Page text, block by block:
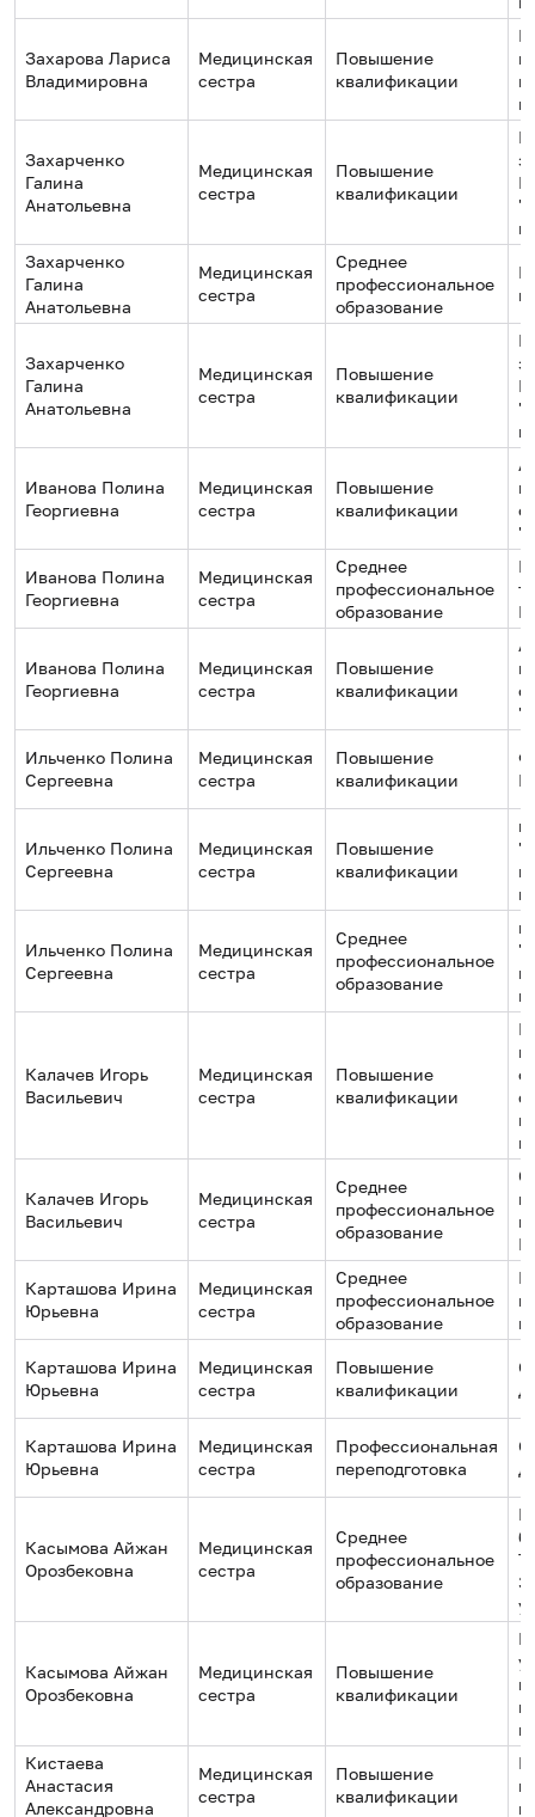
Захарова Лариса
Владимировна
Медицинская
сестра
Повышение
квалификации
Захарченко
Галина
Анатольевна
Медицинская
сестра
Повышение
квалификации
Захарченко
Галина
Анатольевна
Медицинская
сестра
Среднее
профессиональное
образование
Захарченко
Галина
Анатольевна
Медицинская
сестра
Повышение
квалификации
Иванова Полина
Георгиевна
Медицинская
сестра
Повышение
квалификации
Иванова Полина
Георгиевна
Медицинская
сестра
Среднее
профессиональное
образование
Иванова Полина
Георгиевна
Медицинская
сестра
Повышение
квалификации
Ильченко Полина
Сергеевна
Медицинская
сестра
Повышение
квалификации
Ильченко Полина
Сергеевна
Медицинская
сестра
Повышение
квалификации
Ильченко Полина
Сергеевна
Медицинская
сестра
Среднее
профессиональное
образование
Калачев Игорь
Васильевич
Медицинская
сестра
Повышение
квалификации
Калачев Игорь
Васильевич
Медицинская
сестра
Среднее
профессиональное
образование
Карташова Ирина
Юрьевна
Медицинская
сестра
Среднее
профессиональное
образование
Карташова Ирина
Юрьевна
Медицинская
сестра
Повышение
квалификации
Карташова Ирина
Юрьевна
Медицинская
сестра
Профессиональная
переподготовка
Касымова Айжан
Орозбековна
Медицинская
сестра
Среднее
профессиональное
образование
Касымова Айжан
Орозбековна
Медицинская
сестра
Повышение
квалификации
и
Кистаева
Анастасия
Александровна
Медицинская
сестра
Повышение
квалификации